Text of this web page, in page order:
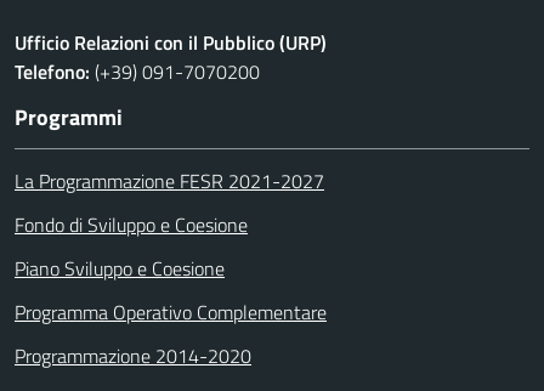
Ufficio Relazioni con il Pubblico (URP)
Telefono: (+39) 091-7070200
Programmi
La Programmazione FESR 2021-2027
Fondo di Sviluppo e Coesione
Piano Sviluppo e Coesione
Programma Operativo Complementare
Programmazione 2014-2020